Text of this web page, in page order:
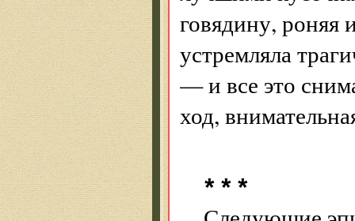
говядину, роняя
устремляла
— и все это
ход,
* * *